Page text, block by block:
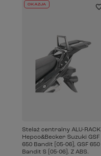
OKAZJA
Stelaż centralny ALU-RACK
Hepco&Becker Suzuki GSF
650 Bandit [05-06], GSF 650
Bandit S [05-06]. Z ABS.